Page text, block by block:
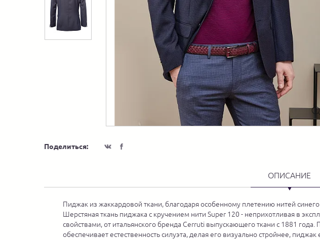
Поделиться:
ОПИСАНИЕ
Пиджак из жаккардовой ткани, благодаря особенному плетению нитей
Шерстяная ткань пиджака с кручением нити Super 120 - неприхотливая в
свойствами, от итальянского бренда Cerruti выпускающего ткани с 1881
обеспечивает естественность силуэта, делая его визуально стройнее,